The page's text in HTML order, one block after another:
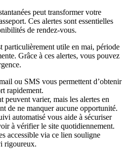
peut transformer votre
Ces alertes sont essentielles
de rendez-vous.
particulièrement utile en mai, période
Grâce à ces alertes, vous pouvez
ou SMS vous permettent d’obtenir
rapidement.
peuvent varier, mais les alertes en
de ne manquer aucune opportunité.
automatisé vous aide à sécuriser
à vérifier le site quotidiennement.
accessible via ce lien souligne
rigoureux.